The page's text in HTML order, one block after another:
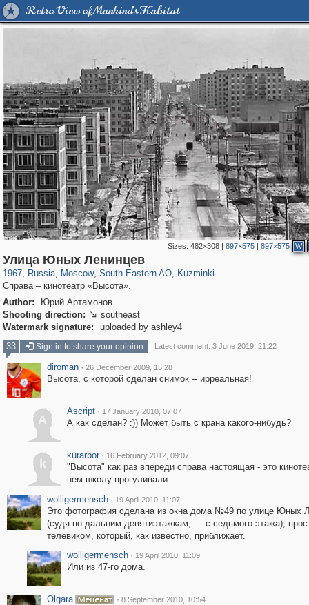
Retro View of Mankind's Habitat
Sizes:482×308 |897×575 |897×575 W
Улица Юных Ленинцев
1967, Russia
1,406,255 29,243
, Moscow
319,780 8,286
, South-Eastern AO
11,379 197
, Kuzminki
Справа – кинотеатр «Высота».
Author:
Юрий Артамонов
Shooting direction:  southeast
Watermark signature:
uploaded by ashley4
33
Sign in to share your opinion Latest comment: 3 June 2019, 21:22
diroman · 26 December 2009, 15:28
Высота, с которой сделан снимок -- ирреальная!
A
Ascript · 17 January 2010, 07:07
А как сделан? :)) Может быть с крана какого-нибудь?
k
kurarbor · 16 February 2012, 09:07
"Высота" как раз впереди справа настоящая - это
нем школу прогуливали.
wolligermensch · 19 April 2010, 11:07
Это фотография сделана из окна дома №49 по улице Юных
(судя по дальним девятиэтажкам, — с седьмого этажа),
телевиком, который, как известно, приближает.
wolligermensch · 19 April 2010, 11:09
Или из 47-го дома.
Olgara · 8 September 2010, 10:54